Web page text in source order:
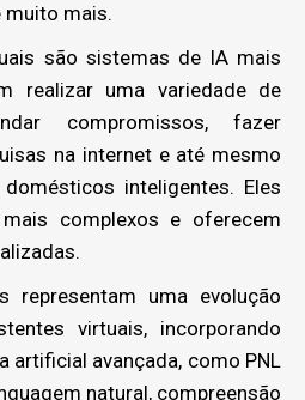
muito mais.
são sistemas de IA mais
realizar uma variedade de
compromissos, fazer
na internet e até mesmo
inteligentes. Eles
complexos e oferecem
representam uma evolução
virtuais, incorporando
artificial avançada, como PNL
natural, compreensão